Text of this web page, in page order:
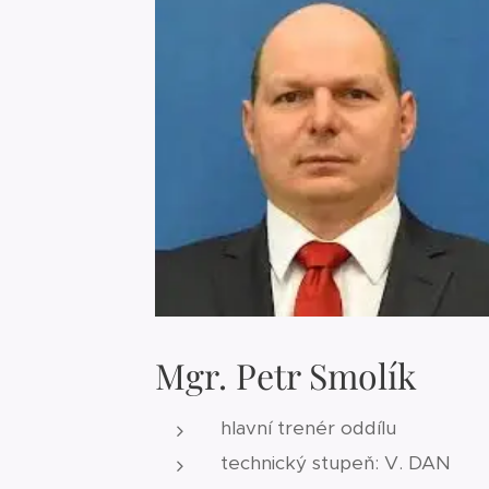
Mgr. Petr Smolík
hlavní trenér oddílu
technický stupeň: V. DAN